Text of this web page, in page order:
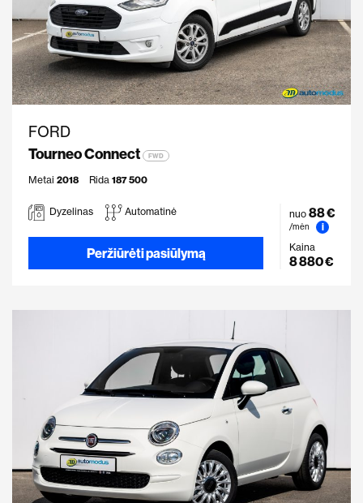
FORD
Tourneo Connect
FWD
Metai 2018 Rida 187 500
Dyzelinas Automatinė
Peržiūrėti pasiūlymą
nuo 88 €
/mėn
i
Kaina
8 880 €